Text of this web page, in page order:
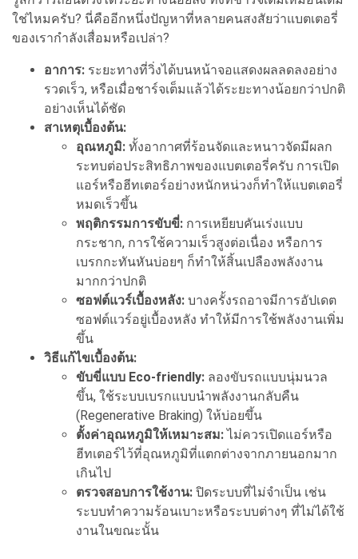
ใช่ไหมครับ? นี่คืออีกหนึ่งปัญหาที่หลายคนสงสัยว่าแบตเตอรี่
ของเรากำลังเสื่อมหรือเปล่า?
อาการ: ระยะทางที่วิ่งได้บนหน้าจอแสดงผลลดลงอย่าง
รวดเร็ว, หรือเมื่อชาร์จเต็มแล้วได้ระยะทางน้อยกว่าปกติ
อย่างเห็นได้ชัด
สาเหตุเบื้องต้น:
อุณหภูมิ: ทั้งอากาศที่ร้อนจัดและหนาวจัดมีผลก
ระทบต่อประสิทธิภาพของแบตเตอรี่ครับ การเปิด
แอร์หรือฮีทเตอร์อย่างหนักหน่วงก็ทำให้แบตเตอรี่
หมดเร็วขึ้น
พฤติกรรมการขับขี่: การเหยียบคันเร่งแบบ
กระชาก, การใช้ความเร็วสูงต่อเนื่อง หรือการ
เบรกกะทันหันบ่อยๆ ก็ทำให้สิ้นเปลืองพลังงาน
มากกว่าปกติ
ซอฟต์แวร์เบื้องหลัง: บางครั้งรถอาจมีการอัปเดต
ซอฟต์แวร์อยู่เบื้องหลัง ทำให้มีการใช้พลังงานเพิ่ม
ขึ้น
วิธีแก้ไขเบื้องต้น:
ขับขี่แบบ Eco-friendly: ลองขับรถแบบนุ่มนวล
ขึ้น, ใช้ระบบเบรกแบบนำพลังงานกลับคืน
(Regenerative Braking) ให้บ่อยขึ้น
ตั้งค่าอุณหภูมิให้เหมาะสม:ไม่ควรเปิดแอร์หรือ
ฮีทเตอร์ไว้ที่อุณหภูมิที่แตกต่างจากภายนอกมาก
เกินไป
ตรวจสอบการใช้งาน: ปิดระบบที่ไม่จำเป็น เช่น
ระบบทำความร้อนเบาะหรือระบบต่างๆ ที่ไม่ได้ใช้
งานในขณะนั้น